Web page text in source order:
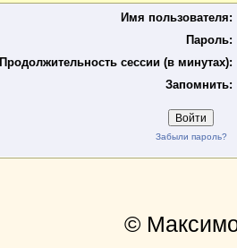
Имя пользователя:
Пароль:
Продолжительность сессии (в минутах):
Запомнить:
Забыли пароль?
©